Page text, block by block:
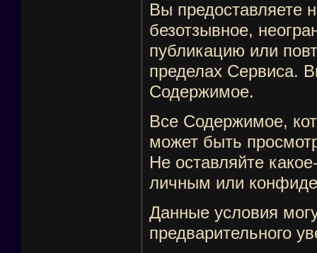
Вы предоставляете
безотзывное,
публикацию или
пределах Сервиса.
Содержимое.
Все Содержимое,
может быть
Не оставляйте
личным или
Данные условия
предварительного